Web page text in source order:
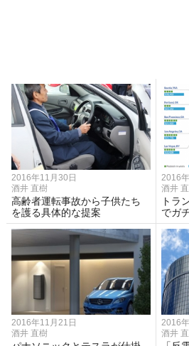
2016年11月30日
酒井 直樹
高齢者運転事故から子供たち
を護る具体的な提案
2016
酒井
トラ
でガ
2016年11月21日
酒井 直樹
2016
酒井